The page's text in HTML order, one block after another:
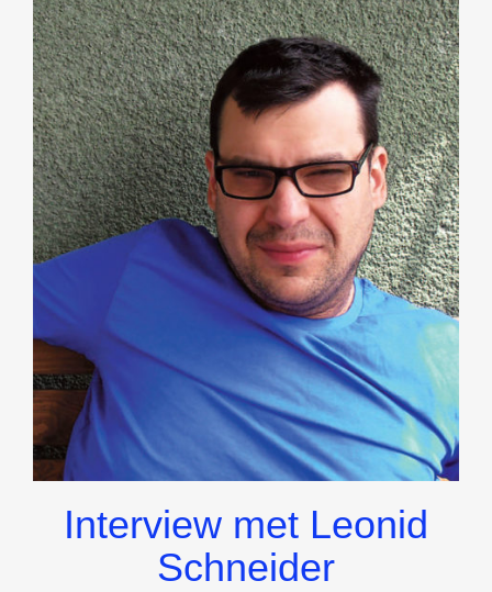
Interview met Leonid
Schneider